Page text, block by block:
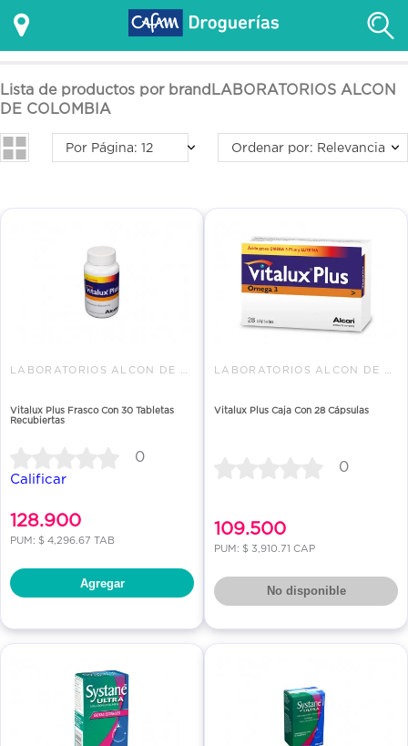
Lista de productos por brandLABORATORIOS ALCON
DE COLOMBIA
Por Página: 12 Ordenar por: Relevancia
LABORATORIOS ALCON DE COLOMBIA
Vitalux Plus Frasco Con 30 Tabletas
Recubiertas
0
Calificar
128.900
PUM: $ 4,296.67 TAB
Agregar
LABORATORIOS ALCON DE COLOMBIA
Vitalux Plus Caja Con 28 Cápsulas
0
109.500
PUM: $ 3,910.71 CAP
No disponible